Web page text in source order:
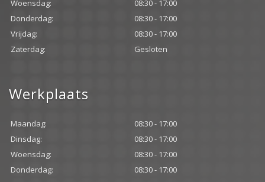
Woensdag:
08:30 - 17:00
Donderdag:
08:30 - 17:00
Vrijdag:
08:30 - 17:00
Zaterdag:
Gesloten
Werkplaats
Maandag:
08:30 - 17:00
Dinsdag:
08:30 - 17:00
Woensdag:
08:30 - 17:00
Donderdag:
08:30 - 17:00